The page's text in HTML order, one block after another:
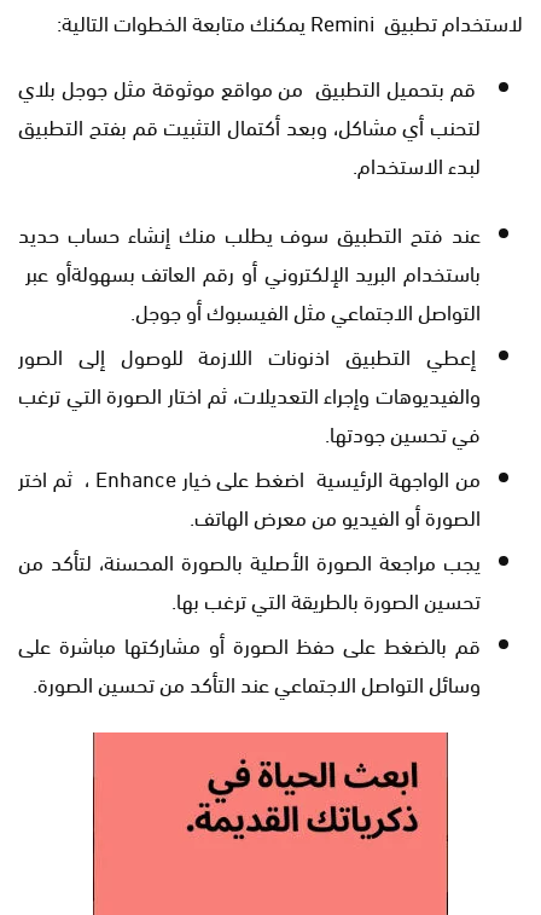
لاستخدام تطبيق Remini يمكنك متابعة الخطوات التالية:
قم بتحميل التطبيق من مواقع موثوقة مثل جوجل بلاي
لتحنب أي مشاكل، وبعد أكتمال التثبيت قم بفتح التطبيق
لبدء الاستخدام.
عند فتح التطبيق سوف يطلب منك إنشاء حساب حديد
باستخدام البريد الإلكتروني أو رقم العاتف بسهولةأو عبر
التواصل الاجتماعي مثل الفيسبوك أو جوجل.
إعطي التطبيق اذنونات اللازمة للوصول إلى الصور
والفيديوهات وإجراء التعديلات، ثم اختار الصورة التي ترغب
في تحسين جودتها.
من الواجهة الرئيسية اضغط على خيار Enhance ، ثم اختر
الصورة أو الفيديو من معرض الهاتف.
يجب مراجعة الصورة الأصلية بالصورة المحسنة، لتأكد من
تحسين الصورة بالطريقة التي ترغب بها.
قم بالضغط على حفظ الصورة أو مشاركتها مباشرة على
وسائل التواصل الاجتماعي عند التأكد من تحسين الصورة.